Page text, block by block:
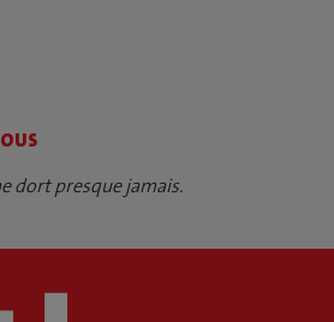
dort presque jamais.